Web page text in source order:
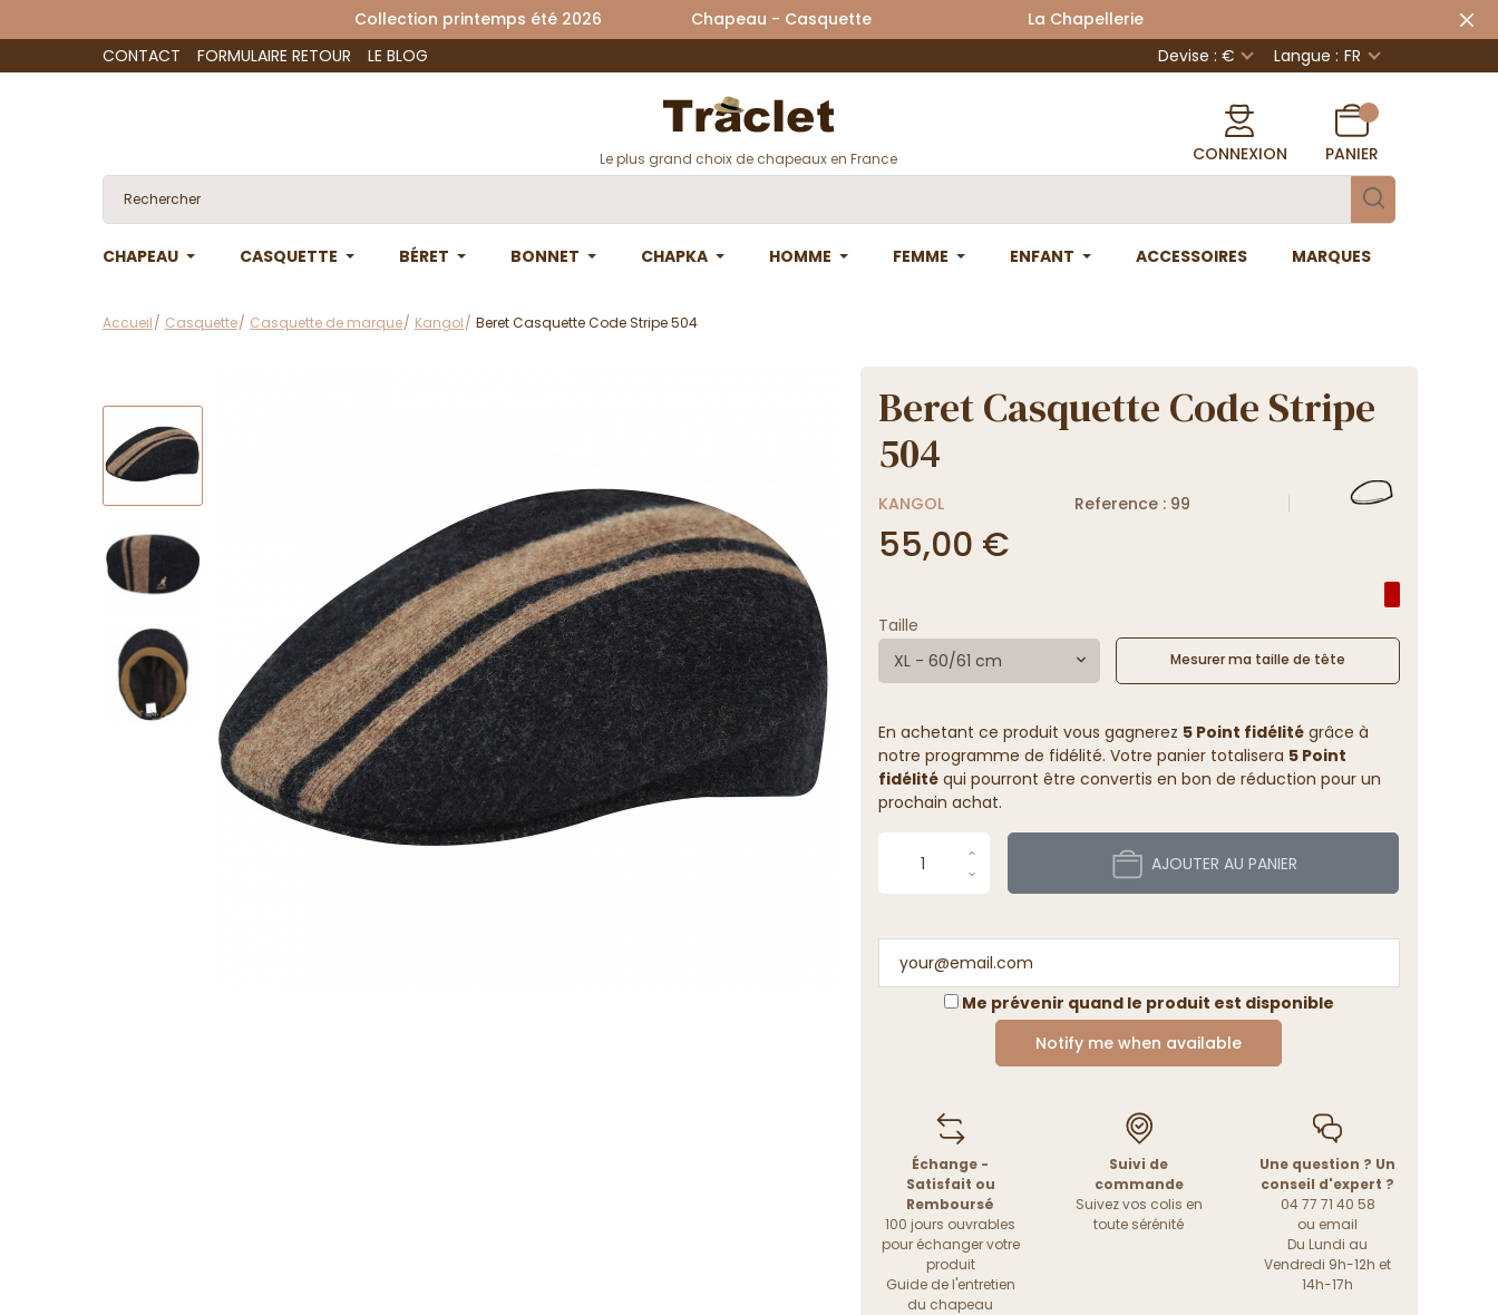
Collection printemps été 2026 Chapeau - Casquette La Chapellerie
CONTACT
FORMULAIRE RETOUR LE BLOG Devise : € Langue : FR
Le plus grand choix de chapeaux en France CONNEXION PANIER
CHAPEAU CASQUETTE BÉRET BONNET CHAPKA HOMME FEMME ENFANT ACCESSOIRES MARQUES
Accueil Casquette Casquette de marque Kangol Beret Casquette Code Stripe 504
Beret Casquette Code Stripe
504
KANGOL Reference : 99
55,00 €
Taille
XL - 60/61 cm
Mesurer ma taille de tête
En achetant ce produit vous gagnerez 5 Point fidélitégrâce à
notre programme de fidélité. Votre panier totalisera 5 Point
fidélitéqui pourront être convertis en bon de réduction pour un
prochain achat.
AJOUTER AU PANIER
Me prévenir quand le produit est disponible
Notify me when available
Échange -
Satisfait ou
Remboursé
100 jours ouvrables
pour échanger votre
produit
Guide de l'entretien
du chapeau
Suivi de
commande
Suivez vos colis en
toute sérénité
Une question ? Un
conseil d'expert ?
04 77 71 40 58
ou email
Du Lundi au
Vendredi 9h-12h et
14h-17h